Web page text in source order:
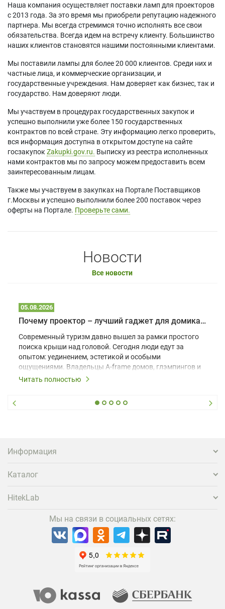
Наша компания осуществляет поставки ламп для проекторов
с 2013 года. За это время мы приобрели репутацию надежного
партнера. Мы всегда стремимся точно исполнять все свои
обязательства. Всегда идем на встречу клиенту. Большинство
наших клиентов становятся нашими постоянными клиентами.
Мы поставили лампы для более 20 000 клиентов. Среди них и
частные лица, и коммерческие организации, и
государственные учреждения. Нам доверяет как бизнес, так и
государство. Нам доверяют люди.
Мы участвуем в процедурах государственных закупок и
успешно выполнили уже более 150 государственных
контрактов по всей стране. Эту информацию легко проверить,
вся информация доступна в открытом доступе на сайте
госзакупок Zakupki.gov.ru. Выписку из реестра исполненных
нами контрактов мы по запросу можем предоставить всем
заинтересованным лицам.
Также мы участвуем в закупках на Портале Поставщиков
г.Москвы и успешно выполнили более 200 поставок через
оферты на Портале. Проверьте сами.
Новости
Все новости
05.08.2026
Почему проектор – лучший гаджет для домика в глэмпинге
Современный туризм давно вышел за рамки простого
поиска крыши над головой. Сегодня люди едут за
опытом: уединением, эстетикой и особыми
ощущениями. Владельцы A-frame домов, глэмпингов и
шале понимают, что конкуренция растет, и
вернуться и поделиться впечатлениями в соцсетях,
проектора.
Читать полностью
Информация
Каталог
HitekLab
Мы на связи в социальных сетях: